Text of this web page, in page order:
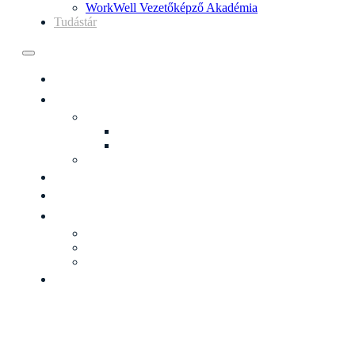
WorkWell Vezetőképző Akadémia
Tudástár